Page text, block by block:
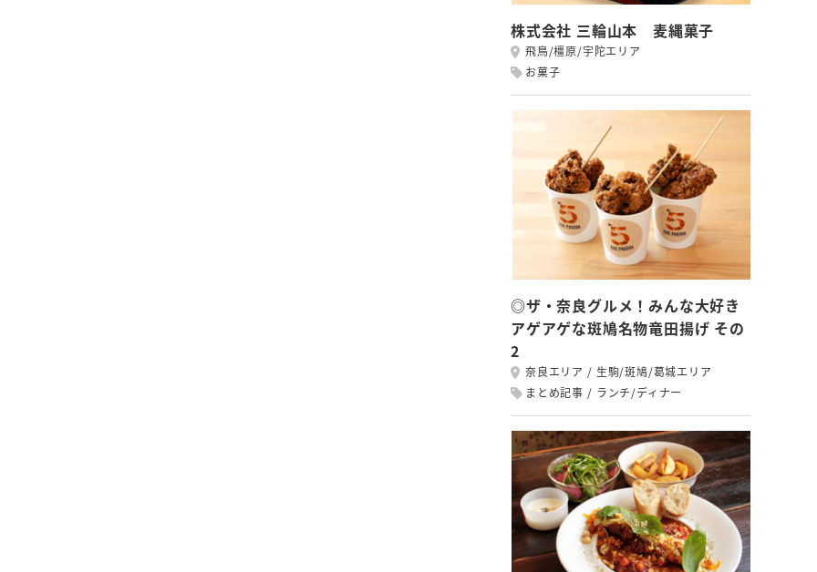
株式会社 三輪山本 麦縄菓子
飛鳥/橿原/宇陀エリア
お菓子
◎ザ・奈良グルメ！みんな大好き
アゲアゲな斑鳩名物竜田揚げ その
2
奈良エリア
生駒/斑鳩/葛城エリア
まとめ記事
ランチ/ディナー